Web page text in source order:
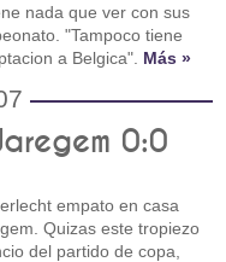
nada que ver con sus
"Tampoco tiene
a Belgica". Más »
0:0
empato en casa
Quizas este tropiezo
del partido de copa,